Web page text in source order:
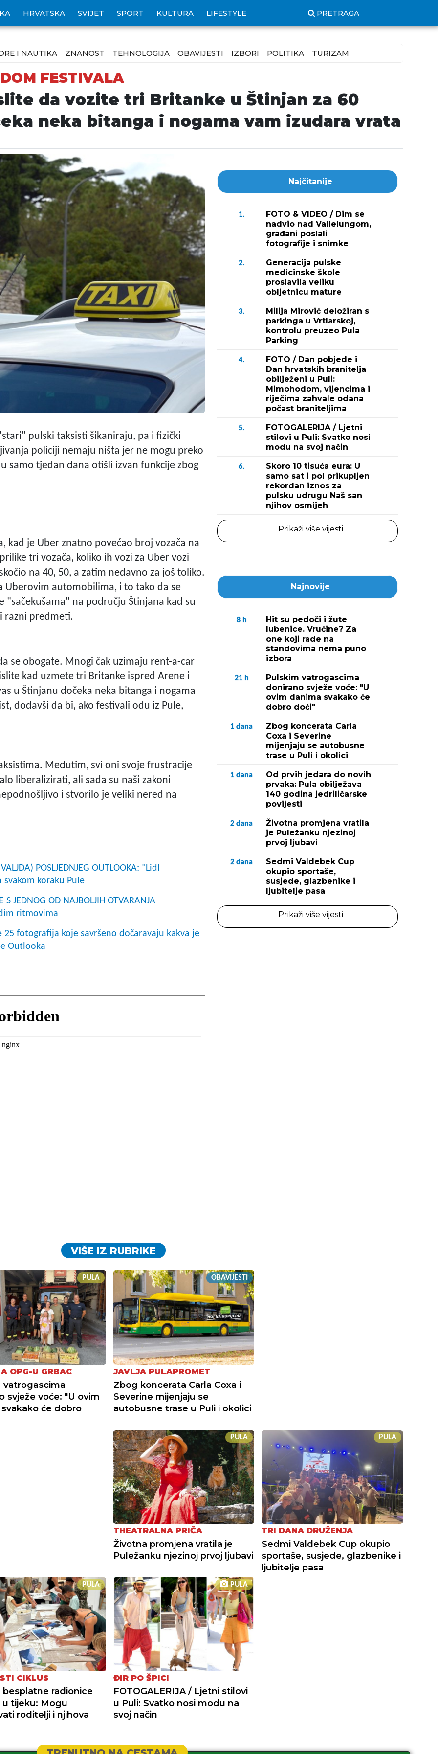
HRVATSKA SVIJET SPORT KULTURA LIFESTYLE PRETRAGA
I NAUTIKA ZNANOST TEHNOLOGIJA OBAVIJESTI IZBORI POLITIKA TURIZAM
FESTIVALA
da vozite tri Britanke u Štinjan za 60
neka bitanga i nogama vam izudara vrata
pulski taksisti šikaniraju, pa i fizički
policiji nemaju ništa jer ne mogu preko
samo tjedan dana otišli izvan funkcije zbog
kad je Uber znatno povećao broj vozača na
tri vozača, koliko ih vozi za Uber vozi
na 40, 50, a zatim nedavno za još toliko.
Uberovim automobilima, i to tako da se
"sačekušama" na području Štinjana kad su
razni predmeti.
se obogate. Mnogi čak uzimaju rent-a-car
kad uzmete tri Britanke ispred Arene i
u Štinjanu dočeka neka bitanga i nogama
dodavši da bi, ako festivali odu iz Pule,
Međutim, svi oni svoje frustracije
liberalizirati, ali sada su naši zakoni
i stvorilo je veliki nered na
POSLJEDNJEG OUTLOOKA: "Lidl
koraku Pule
S JEDNOG OD NAJBOLJIH OTVARANJA
ritmovima
25 fotografija koje savršeno dočaravaju kakva je
Outlooka
Najčitanije
1.
FOTO & VIDEO / Dim se
nadvio nad Vallelungom,
građani poslali
fotografije i snimke
2.
Generacija pulske
medicinske škole
proslavila veliku
obljetnicu mature
3.
Milija Mirović deložiran s
parkinga u Vrtlarskoj,
kontrolu preuzeo Pula
Parking
4.
FOTO / Dan pobjede i
Dan hrvatskih branitelja
obilježeni u Puli:
Mimohodom, vijencima i
riječima zahvale odana
počast braniteljima
5.
FOTOGALERIJA / Ljetni
stilovi u Puli: Svatko nosi
modu na svoj način
6.
Skoro 10 tisuća eura: U
samo sat i pol prikupljen
rekordan iznos za
pulsku udrugu Naš san
njihov osmijeh
Prikaži više vijesti
Najnovije
8 h
Hit su pedoči i žute
lubenice. Vrućine? Za
one koji rade na
štandovima nema puno
izbora
21 h
Pulskim vatrogascima
donirano svježe voće: "U
ovim danima svakako će
dobro doći"
1 dana
Zbog koncerata Carla
Coxa i Severine
mijenjaju se autobusne
trase u Puli i okolici
1 dana
Od prvih jedara do novih
prvaka: Pula obilježava
140 godina jedriličarske
povijesti
2 dana
Životna promjena vratila
je Puležanku njezinoj
prvoj ljubavi
2 dana
Sedmi Valdebek Cup
okupio sportaše,
susjede, glazbenike i
ljubitelje pasa
Prikaži više vijesti
VIŠE IZ RUBRIKE
PULA
OPG-U GRBAC
vatrogascima
svježe voće: "U ovim
će dobro
OBAVIJESTI
JAVLJA PULAPROMET
Zbog koncerata Carla Coxa i
Severine mijenjaju se
autobusne trase u Puli i okolici
PULA
THEATRALNA PRIČA
Životna promjena vratila je
Puležanku njezinoj prvoj ljubavi
PULA
TRI DANA DRUŽENJA
Sedmi Valdebek Cup okupio
sportaše, susjede, glazbenike i
ljubitelje pasa
PULA
CIKLUS
besplatne radionice
u tijeku: Mogu
roditelji i njihova
PULA
ĐIR PO ŠPICI
FOTOGALERIJA / Ljetni stilovi
u Puli: Svatko nosi modu na
svoj način